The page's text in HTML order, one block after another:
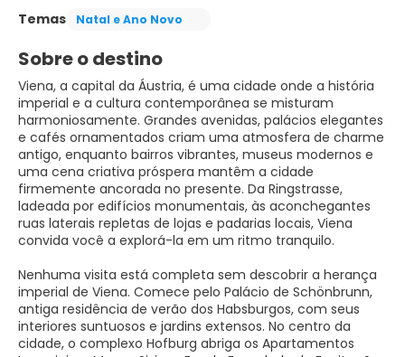
Temas
Natal e Ano Novo
Sobre o destino
Viena, a capital da Áustria, é uma cidade onde a história
imperial e a cultura contemporânea se misturam
harmoniosamente. Grandes avenidas, palácios elegantes
e cafés ornamentados criam uma atmosfera de charme
antigo, enquanto bairros vibrantes, museus modernos e
uma cena criativa próspera mantêm a cidade
firmemente ancorada no presente. Da Ringstrasse,
ladeada por edifícios monumentais, às aconchegantes
ruas laterais repletas de lojas e padarias locais, Viena
convida você a explorá-la em um ritmo tranquilo.
Nenhuma visita está completa sem descobrir a herança
imperial de Viena. Comece pelo Palácio de Schönbrunn,
antiga residência de verão dos Habsburgos, com seus
interiores suntuosos e jardins extensos. No centro da
cidade, o complexo Hofburg abriga os Apartamentos